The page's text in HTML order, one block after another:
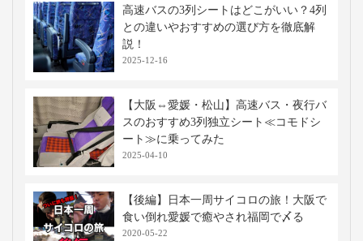
高速バスの3列シートはどこがいい？4列
との違いやおすすめの選び方を徹底解
説！
2025-12-16
【大阪⇔愛媛・松山】高速バス・夜行バ
スのおすすめ3列独立シート≪コモドシ
ート≫に乗ってみた
2025-04-10
【後編】日本一周サイコロの旅！大阪で
食い倒れ愛媛で癒やされ福岡で〆る
2020-05-22